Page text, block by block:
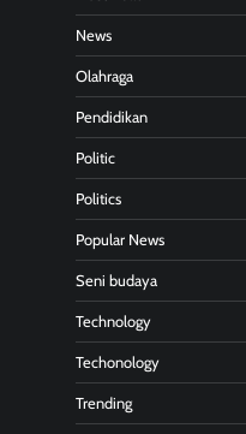
News
Olahraga
Pendidikan
Politic
Politics
Popular News
Seni budaya
Technology
Techonology
Trending